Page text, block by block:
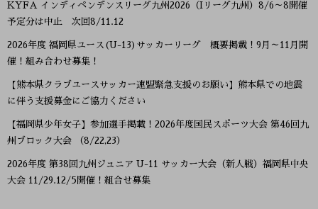
KYFA インディペンデンスリーグ九州2026（Iリーグ九州）8/6～8開催
予定分は中止 次回8/11.12
2026年度 福岡県ユース(U-13)サッカーリーグ 概要掲載！9月～11月開
催！組み合わせ募集！
【熊本県クラブユースサッカー連盟緊急支援のお願い】熊本県での地震
に伴う支援募金にご協力ください
【福岡県少年女子】参加選手掲載！2026年度国民スポーツ大会 第46回九
州ブロック大会 （8/22,23）
2026年度 第38回九州ジュニア U-11 サッカー大会（新人戦）福岡県中央
大会 11/29.12/5開催！組合せ募集